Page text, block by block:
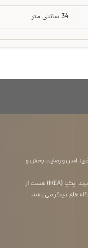
34 سانتی متر
آسان و رضایت بخش و
فروشگاه ما از آنجایی که خود واردکننده محصولات لوازم خانگی برند ایکیا (IKEA) هست از
های دیگر می باشد.